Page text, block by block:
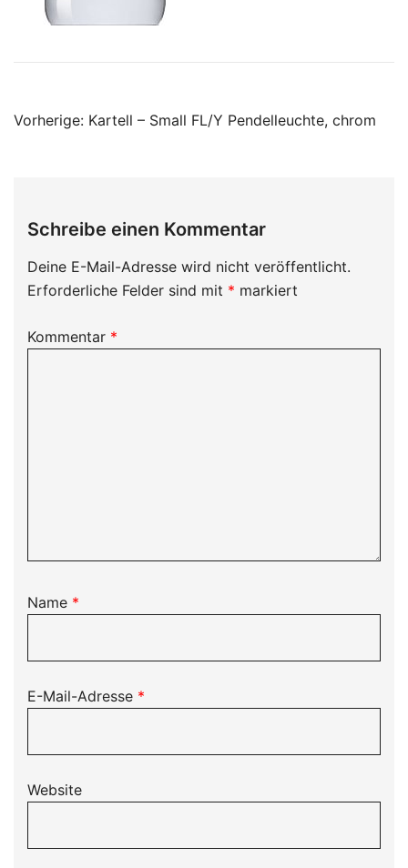
Beitragsnavigation
Vorherige: Kartell – Small FL/Y Pendelleuchte, chrom
Schreibe einen Kommentar
Deine E-Mail-Adresse wird nicht veröffentlicht.
Erforderliche Felder sind mit * markiert
Kommentar *
Name *
E-Mail-Adresse *
Website